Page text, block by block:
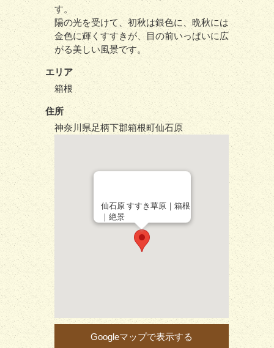
す。
陽の光を受けて、初秋は銀色に、晩秋には
金色に輝くすすきが、目の前いっぱいに広
がる美しい風景です。
エリア
箱根
住所
神奈川県足柄下郡箱根町仙石原
仙石原 すすき草原｜箱根
｜絶景
Googleマップで表示する